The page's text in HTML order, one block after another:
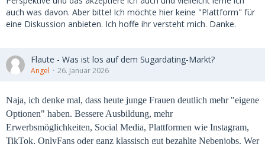
auch was davon. Aber bitte! Ich möchte hier keine "Plattform" für
eine Diskussion anbieten. Ich hoffe ihr versteht mich. Danke.
Flaute - Was ist los auf dem Sugardating-Markt?
Angel 26. Januar 2026
Naja, ich denke mal, dass heute junge Frauen deutlich mehr "eigene
Optionen" haben. Bessere Ausbildung, mehr
Erwerbsmöglichkeiten, Social Media, Plattformen wie Instagram,
TikTok, OnlyFans oder ganz klassisch gut bezahlte Nebenjobs. Wer